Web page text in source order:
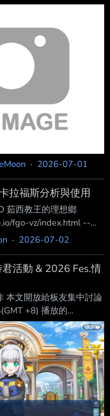
新時本文亦會取消置底
アスカラポス[丑]
間：2026/07/01 19:00 ~
+8，下同) 註1.：阿斯
限定期間結束後 將不會
限定卡池中 == 台灣伺服
上升從者： https://w
· 2026-07-01
拉福斯分析與使用
茹西教王的理想鄉
fgo-vz/index.html --
丑職，HP 13402
、神性、神靈、獸科、美
男 [卡片及隱藏數值]
4hit，Q卡4hit，Ex 5hit
率10% 以自己打一套來
不計入技能buff、爆擊
· 2026-07-02
活動 & 2026 Fes.情
本文開放給板友集中討論
+8) 播放的
勒底廣播局輕量版 新活動
＆『FGO Fes. 2026』
賓 川澄綾子、鶴岡聰 主
開發、宣傳團隊 直播連
watch/lv350809883
nIJu